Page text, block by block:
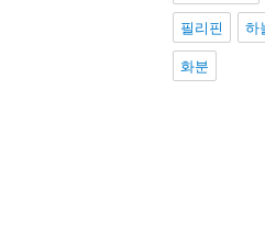
필리핀 하
화분